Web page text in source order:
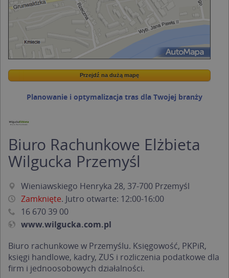
Wstaw tę mapkę na swoją stronę
Przejdź na dużą mapę
Przejdź na dużą mapę
Planowanie i optymalizacja tras dla Twojej branży
Biuro Rachunkowe Elżbieta
Wilgucka Przemyśl
Wieniawskiego Henryka 28, 37-700 Przemyśl
Zamknięte. Jutro otwarte: 12:00-16:00
16 670 39 00
www.wilgucka.com.pl
Biuro rachunkowe w Przemyślu. Księgowość, PKPiR,
księgi handlowe, kadry, ZUS i rozliczenia podatkowe dla
firm i jednoosobowych działalności.